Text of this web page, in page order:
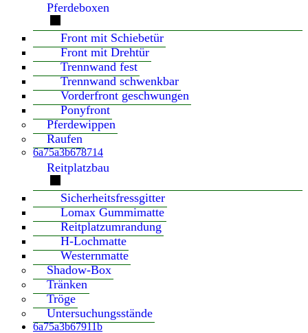
Pferdeboxen
Front mit Schiebetür
Front mit Drehtür
Trennwand fest
Trennwand schwenkbar
Vorderfront geschwungen
Ponyfront
Pferdewippen
Raufen
6a75a3b678714
Reitplatzbau
Sicherheitsfressgitter
Lomax Gummimatte
Reitplatzumrandung
H-Lochmatte
Westernmatte
Shadow-Box
Tränken
Tröge
Untersuchungsstände
6a75a3b67911b